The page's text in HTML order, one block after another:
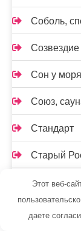
Соболь,
Созвездие
Сон у
Союз,
Стандарт
Старый
СТО на К.
Этот веб-
даете